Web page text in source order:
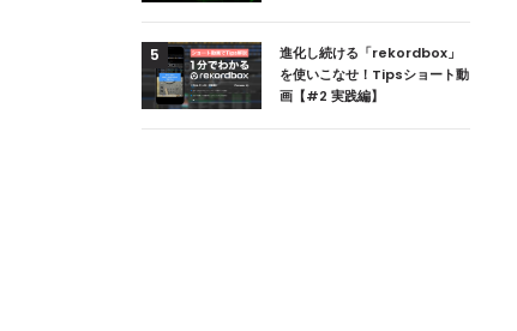
5
進化し続ける「rekordbox」
を使いこなせ！Tipsショート動
画【#2 実践編】